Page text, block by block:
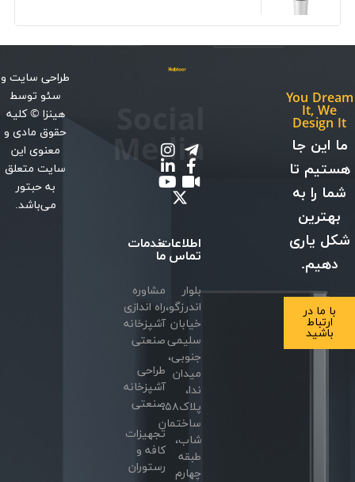
You Dream
It, We
Design It
ما این جا
هستیم تا
شما را به
بهترین
شکل یاری
دهیم.
با ما در
ارتباط
باشید
اطلاعات
تماس
بلوار
اندرزگو،
خیابان
سلیمی
جنوبی،
میدان
ندا،
پلاک۵۸،
ساختمان
شاب،
طبقه
چهارم
Media
خدمات
ما
مشاوره
راه اندازی
آشپزخانه
صنعتی
طراحی
آشپزخانه
صنعتی
تجهیزات
کافه و
رستوران
طراحی سایتو
سئوتوسط
هینزا © کلیه
حقوق مادی و
معنوی این
سایت متعلق
به حبتور
می‌باشد.